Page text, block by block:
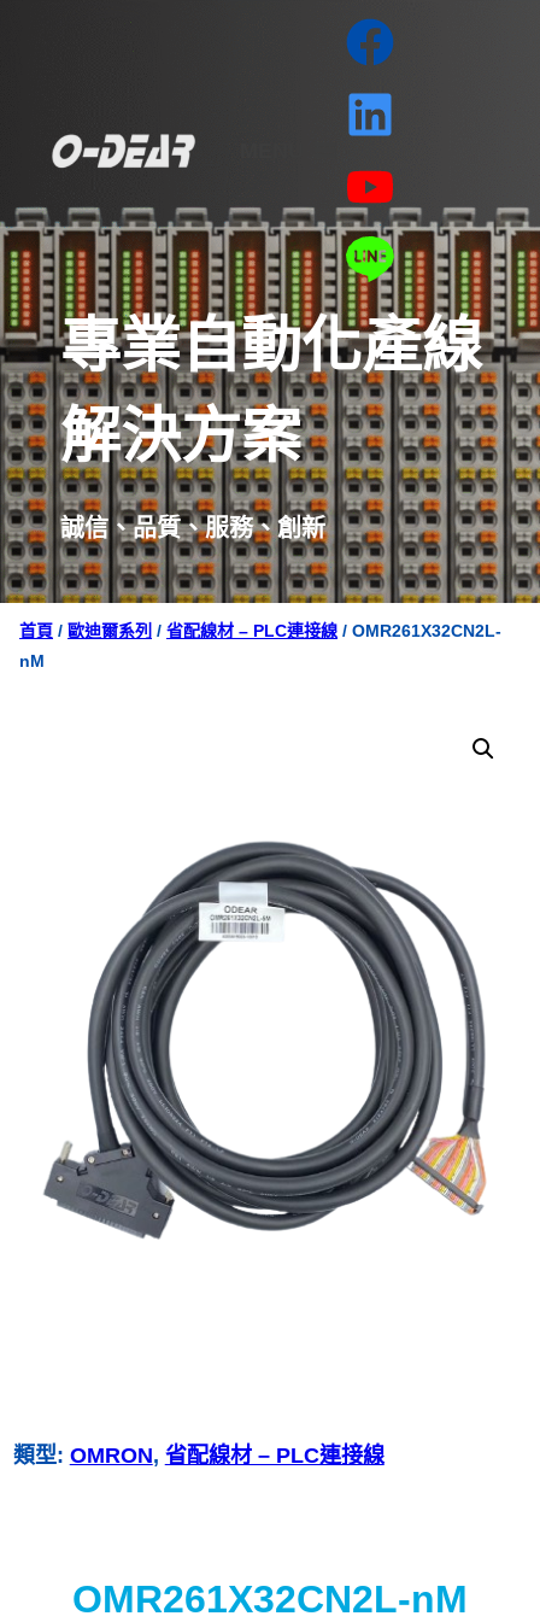
專業自動化產線
解決方案
誠信、品質、服務、創新
首頁 / 歐迪爾系列 / 省配線材 – PLC連接線 / OMR261X32CN2L-
nM
類型: OMRON, 省配線材 – PLC連接線
OMR261X32CN2L-nM